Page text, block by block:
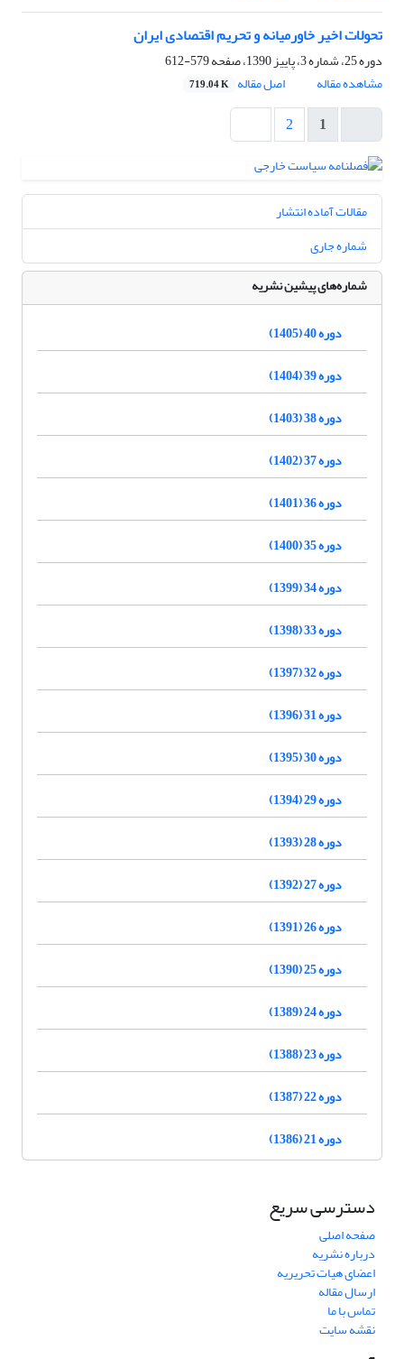
تحولات اخیر خاورمیانه و تحریم اقتصادی ایران
دوره 25، شماره 3، پاییز 1390، صفحه
579-612
مشاهده مقاله
اصل مقاله 719.04 K
1
2
مقالات آماده انتشار
شماره جاری
شماره‌های پیشین نشریه
دوره 40 (1405)
دوره 39 (1404)
دوره 38 (1403)
دوره 37 (1402)
دوره 36 (1401)
دوره 35 (1400)
دوره 34 (1399)
دوره 33 (1398)
دوره 32 (1397)
دوره 31 (1396)
دوره 30 (1395)
دوره 29 (1394)
دوره 28 (1393)
دوره 27 (1392)
دوره 26 (1391)
دوره 25 (1390)
دوره 24 (1389)
دوره 23 (1388)
دوره 22 (1387)
دوره 21 (1386)
دسترسی سریع
صفحه اصلی
درباره نشریه
اعضای هیات تحریریه
ارسال مقاله
تماس با ما
نقشه سایت